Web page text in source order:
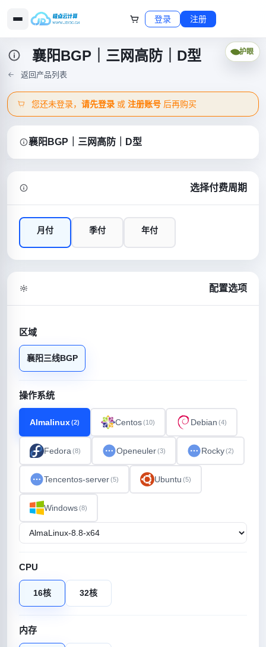
登录 注册
襄阳BGP｜三网高防｜D型
返回产品列表
您还未登录，请先登录 或注册账号 后再购买
襄阳BGP｜三网高防｜D型
选择付费周期
月付 季付 年付
配置选项
区域
襄阳三线BGP
操作系统
Almalinux(2) Centos(10) Debian (4)
Fedora (8) Openeuler(3) Rocky(2)
Tencentos-server(5) Ubuntu (5)
Windows(8)
CPU
16核 32核
内存
护眼